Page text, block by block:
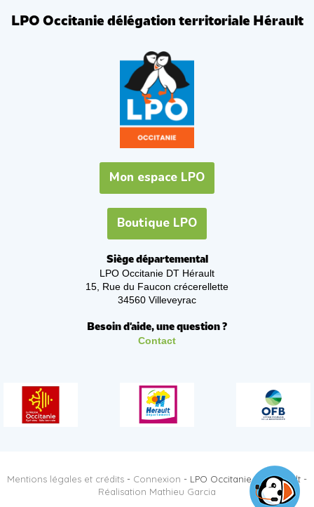
LPO Occitanie délégation territoriale Hérault
Mon espace LPO
Boutique LPO
Siège départemental
LPO Occitanie DT Hérault
15, Rue du Faucon crécerellette
34560 Villeveyrac
Besoin d'aide, une question ?
Contact
Mentions légales et crédits - Connexion - LPO Occitanie DT Hérault -
Réalisation Mathieu Garcia